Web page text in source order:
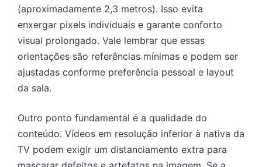
(aproximadamente 2,3 metros). Isso evita
enxergar pixels individuais e garante conforto
visual prolongado. Vale lembrar que essas
orientações são referências mínimas e podem ser
ajustadas conforme preferência pessoal e layout
da sala.
Outro ponto fundamental é a qualidade do
conteúdo. Vídeos em resolução inferior à nativa da
TV podem exigir um distanciamento extra para